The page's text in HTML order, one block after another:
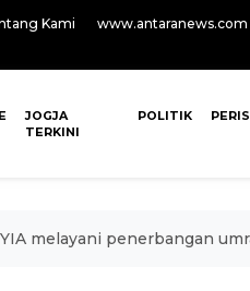
Kami www.antaranews.com
JOGJA
TERKINI
POLITIK
melayani penerbangan